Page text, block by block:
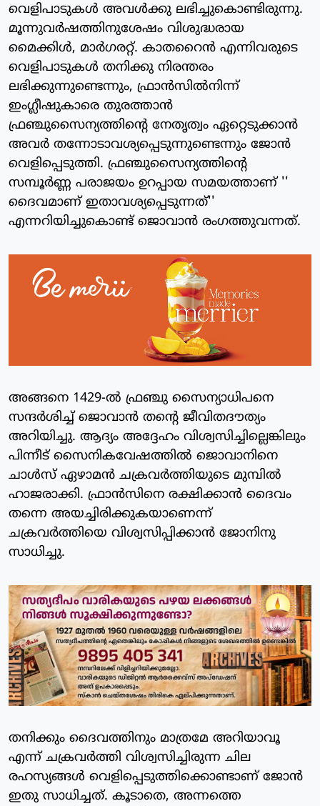
വെളിപാടുകള്‍ അവള്‍ക്കു ലഭിച്ചുകൊണ്ടിരുന്നു.
മൂന്നുവര്‍ഷത്തിനുശേഷം വിശുദ്ധരായ
മൈക്കിള്‍, മാര്‍ഗരറ്റ്. കാതറൈന്‍ എന്നിവരുടെ
വെളിപാടുകള്‍ തനിക്കു നിരന്തരം
ലഭിക്കുന്നുണ്ടെന്നും, ഫ്രാന്‍സില്‍നിന്ന്
ഇംഗ്ലീഷുകാരെ തുരത്താന്‍
ഫ്രഞ്ചുസൈന്യത്തിന്റെ നേതൃത്വം ഏറ്റെടുക്കാന്‍
അവര്‍ തന്നോടാവശ്യപ്പെടുന്നുണ്ടെന്നും ജോന്‍
വെളിപ്പെടുത്തി. ഫ്രഞ്ചുസൈന്യത്തിന്റെ
സമ്പൂര്‍ണ്ണ പരാജയം ഉറപ്പായ സമയത്താണ് ''
ദൈവമാണ് ഇതാവശ്യപ്പെടുന്നത്''
എന്നറിയിച്ചുകൊണ്ട് ജൊവാന്‍ രംഗത്തുവന്നത്.
അങ്ങനെ 1429-ല്‍ ഫ്രഞ്ചു സൈന്യാധിപനെ
സന്ദര്‍ശിച്ച് ജൊവാന്‍ തന്റെ ജീവിതദൗത്യം
അറിയിച്ചു. ആദ്യം അദ്ദേഹം വിശ്വസിച്ചില്ലെങ്കിലും
പിന്നീട് സൈനികവേഷത്തില്‍ ജൊവാനിനെ
ചാള്‍സ് ഏഴാമന്‍ ചക്രവര്‍ത്തിയുടെ മുമ്പില്‍
ഹാജരാക്കി. ഫ്രാന്‍സിനെ രക്ഷിക്കാന്‍ ദൈവം
തന്നെ അയച്ചിരിക്കുകയാണെന്ന്
ചക്രവര്‍ത്തിയെ വിശ്വസിപ്പിക്കാന്‍ ജോനിനു
സാധിച്ചു.
തനിക്കും ദൈവത്തിനും മാത്രമേ അറിയാവൂ
എന്ന് ചക്രവര്‍ത്തി വിശ്വസിച്ചിരുന്ന ചില
രഹസ്യങ്ങള്‍ വെളിപ്പെടുത്തിക്കൊണ്ടാണ് ജോന്‍
ഇതു സാധിച്ചത്. കൂടാതെ, അന്നത്തെ